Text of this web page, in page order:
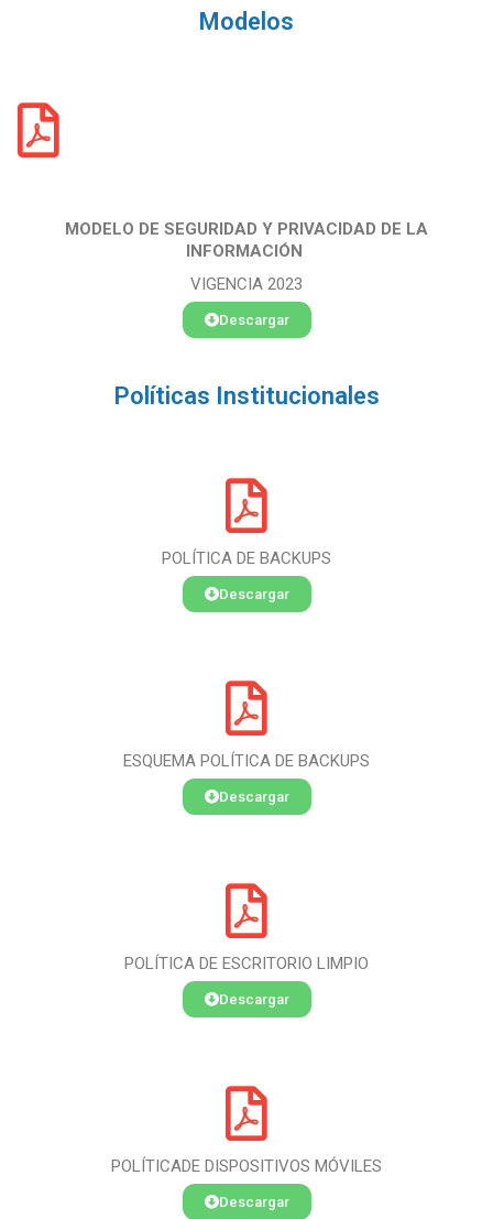
Modelos
MODELO DE SEGURIDAD Y PRIVACIDAD DE LA
INFORMACIÓN
VIGENCIA 2023
Descargar
Políticas Institucionales
POLÍTICA DE BACKUPS
Descargar
ESQUEMA POLÍTICA DE BACKUPS
Descargar
POLÍTICA DE ESCRITORIO LIMPIO
Descargar
POLÍTICADE DISPOSITIVOS MÓVILES
Descargar